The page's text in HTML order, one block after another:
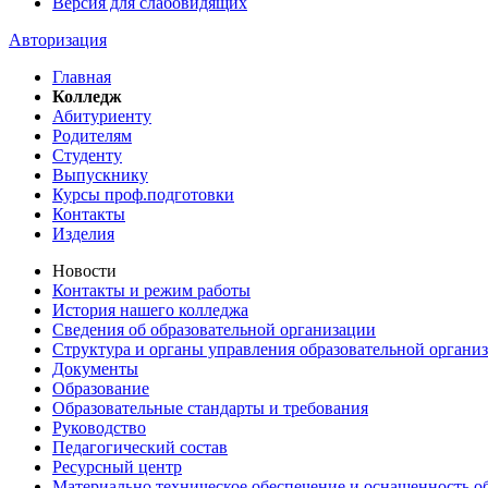
Авторизация
Главная
Колледж
Абитуриенту
Родителям
Студенту
Выпускнику
Курсы проф.подготовки
Контакты
Изделия
Новости
Контакты и режим работы
История нашего колледжа
Сведения об образовательной организации
Структура и органы управления образовательной
Документы
Образование
Образовательные стандарты и требования
Руководство
Педагогический состав
Ресурсный центр